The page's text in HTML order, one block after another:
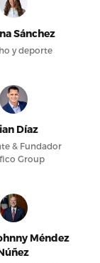
Sánchez
y deporte
Díaz
& Fundador
Group
Méndez